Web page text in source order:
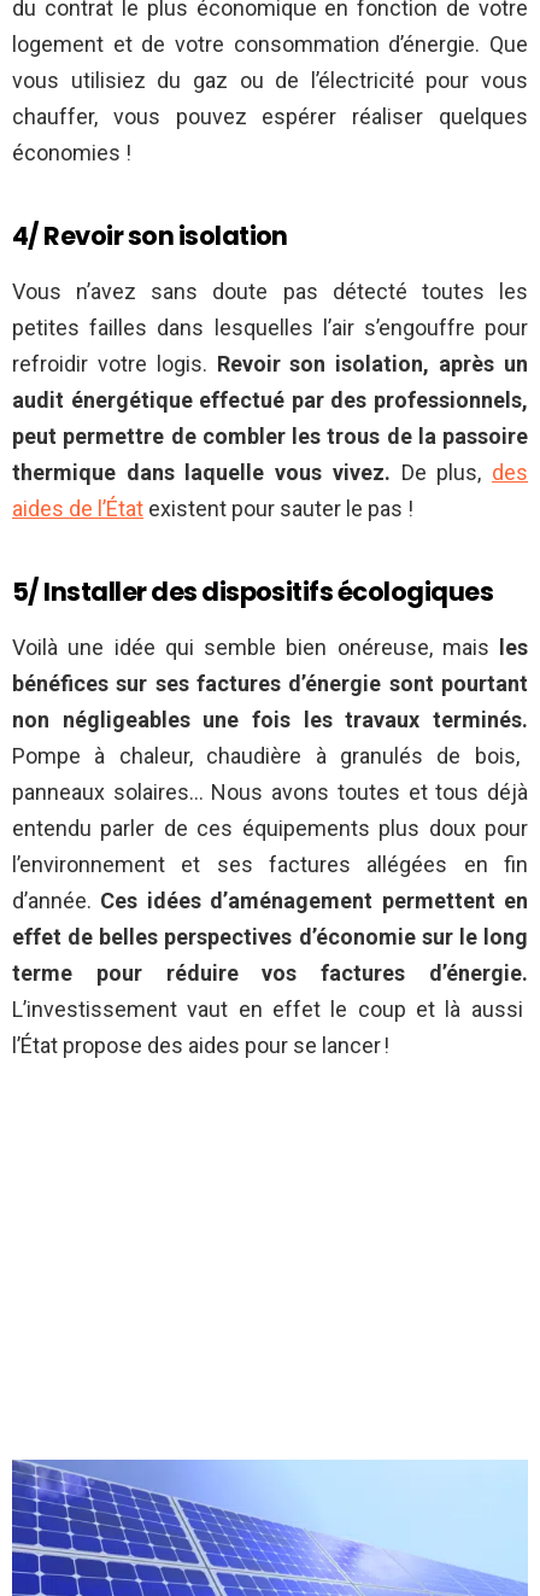
du contrat le plus économique en fonction de votre
logement et de votre consommation d’énergie. Que
vous utilisiez du gaz ou de l’électricité pour vous
chauffer, vous pouvez espérer réaliser quelques
économies !
4/ Revoir son isolation
Vous n’avez sans doute pas détecté toutes les
petites failles dans lesquelles l’air s’engouffre pour
refroidir votre logis. Revoir son isolation, après un
audit énergétique effectué par des professionnels,
peut permettre de combler les trous de la passoire
thermique dans laquelle vous vivez. De plus, des
aides de l’État existent pour sauter le pas !
5/ Installer des dispositifs écologiques
Voilà une idée qui semble bien onéreuse, mais les
bénéfices sur ses factures d’énergie sont pourtant
non négligeables une fois les travaux terminés.
Pompe à chaleur, chaudière à granulés de bois,
panneaux solaires… Nous avons toutes et tous déjà
entendu parler de ces équipements plus doux pour
l’environnement et ses factures allégées en fin
d’année. Ces idées d’aménagement permettent en
effet de belles perspectives d’économie sur le long
terme pour réduire vos factures d’énergie.
L’investissement vaut en effet le coup et là aussi
l’État propose des aides pour se lancer !